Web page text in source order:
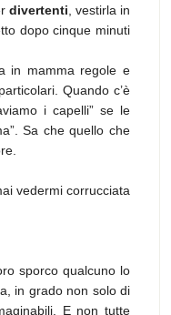
divertenti , vestirla in
dopo cinque minuti
in mamma regole e
Quando c’è
i capelli” se le
Sa che quello che
vedermi corrucciata
sporco qualcuno lo
in grado non solo di
E non tutte